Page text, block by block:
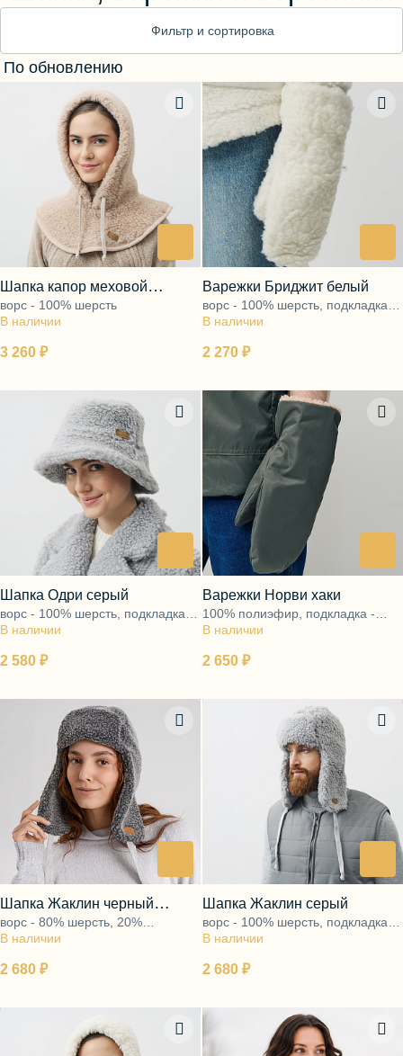
Костюмы
Платья
Брюки, шорты
Фильтр и сортировка
По обновлению
3 260 ₽
В наличии
Шапка капор меховой
бежевый
ворс - 100% шерсть
2 270 ₽
В наличии
Варежки Бриджит белый
ворс - 100% шерсть, подкладка -
100% хлопок
2 580 ₽
В наличии
Шапка Одри серый
ворс - 100% шерсть, подкладка -
100% хлопок
2 650 ₽
В наличии
Варежки Норви хаки
100% полиэфир, подкладка -
ворс 100% шерсть
2 680 ₽
В наличии
Шапка Жаклин черный
меланж
ворс - 80% шерсть, 20%
полиэфир, подкладка - 100%
2 680 ₽
В наличии
Шапка Жаклин серый
ворс - 100% шерсть, подкладка -
100% хлопок